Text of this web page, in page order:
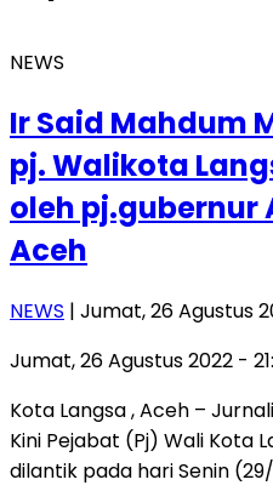
NEWS
Ir Said Mahdum
pj. Walikota
oleh pj.gubernur
Aceh
NEWS | Jumat, 26 Agustus
Jumat, 26 Agustus 2022 -
Kota Langsa , Aceh –
Kini Pejabat (Pj) Wali Kota
dilantik pada hari Senin